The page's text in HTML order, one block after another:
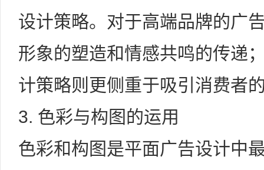
设计策略。对于高端品牌的广
形象的塑造和情感共鸣的传递
计策略则更侧重于吸引消费者
3. 色彩与构图的运用
色彩和构图是平面广告设计中